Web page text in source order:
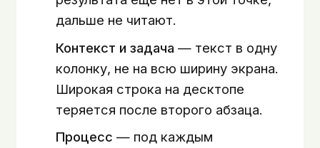
дальше не читают.
Контекст и задача — текст в одну
колонку, не на всю ширину экрана.
Широкая строка на десктопе
теряется после второго абзаца.
Процесс — под каждым